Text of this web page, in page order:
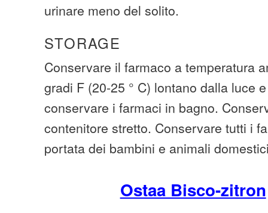
urinare meno del solito.
STORAGE
Conservare il farmaco a temperatura
gradi F (20-25 ° C) lontano dalla luce
conservare i farmaci in bagno.
contenitore stretto. Conservare tutti i
portata dei bambini e animali
Ostaa Bisco-zitron